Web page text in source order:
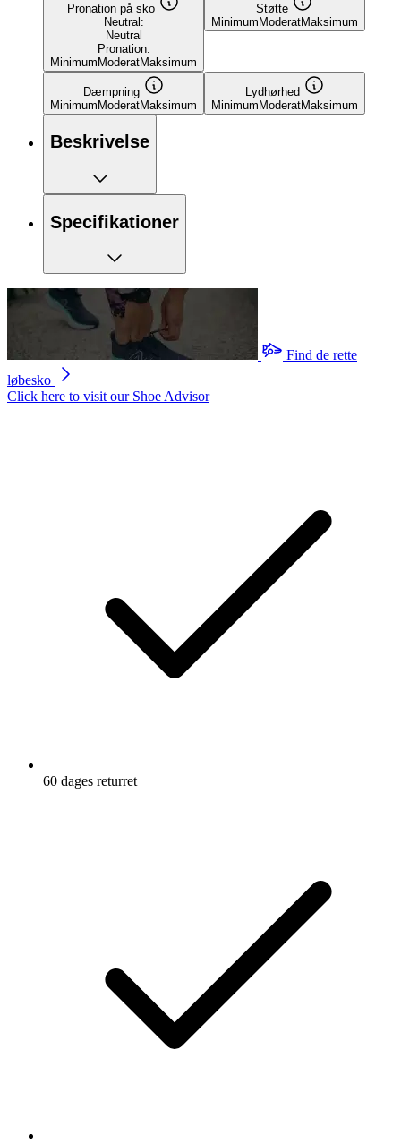
Pronation på sko
Neutral:
Neutral
Pronation:
Minimum ModeratMaksimum
Støtte
Minimum ModeratMaksimum
Dæmpning
Minimum ModeratMaksimum
Lydhørhed
Minimum ModeratMaksimum
Beskrivelse
Specifikationer
Find de rette
løbesko
Click here to visit our Shoe Advisor
60 dages returret